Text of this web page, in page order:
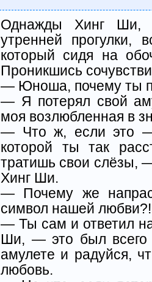
Однажды Хинг Ши,
утренней прогулки,
который сидя на
Проникшись
— Юноша, почему ты
— Я потерял свой
моя возлюбленная в
— Что ж, если это —
которой ты так
тратишь свои слёзы,
Хинг Ши.
— Почему же
символ нашей любви?!
— Ты сам и ответил
Ши, — это был всего
амулете и радуйся,
любовь.